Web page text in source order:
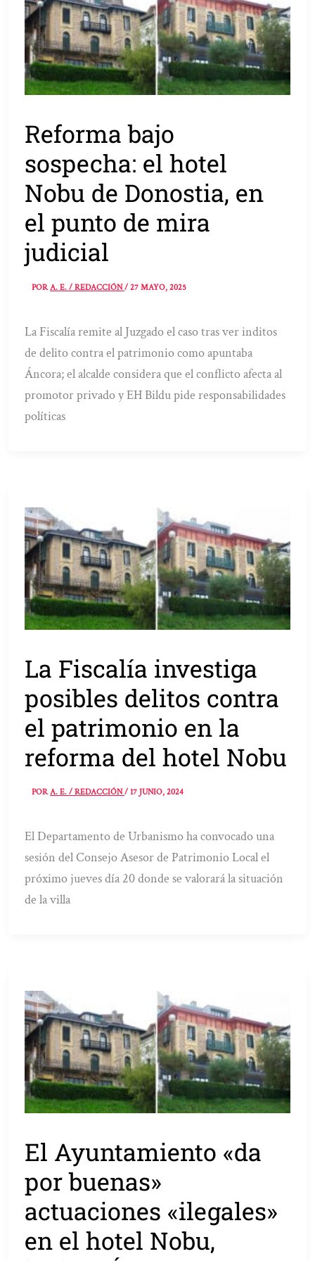
Reforma bajo
sospecha: el hotel
Nobu de Donostia, en
el punto de mira
judicial
PORA. E. / REDACCIÓN/27 MAYO, 2025
La Fiscalía remite al Juzgado el caso tras ver inditos
de delito contra el patrimonio como apuntaba
Áncora; el alcalde considera que el conflicto afecta al
promotor privado y EH Bildu pide responsabilidades
políticas
La Fiscalía investiga
posibles delitos contra
el patrimonio en la
reforma del hotel Nobu
PORA. E. / REDACCIÓN/17 JUNIO, 2024
El Departamento de Urbanismo ha convocado una
sesión del Consejo Asesor de Patrimonio Local el
próximo jueves día 20 donde se valorará la situación
de la villa
El Ayuntamiento «da
por buenas»
actuaciones «ilegales»
en el hotel Nobu,